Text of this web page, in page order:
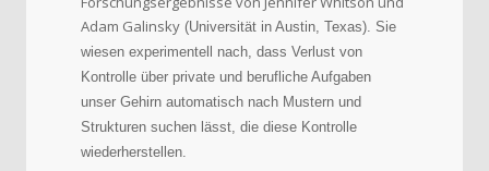
Adam Galinsky (Universität in Austin, Texas) . Sie
wiesen experimentell nach, dass Verlust von
Kontrolle über private und berufliche Aufgaben
unser Gehirn automatisch nach Mustern und
Strukturen suchen lässt, die diese Kontrolle
wiederherstellen.